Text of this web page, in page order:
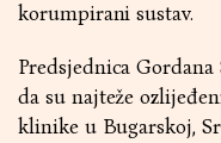
korumpirani sustav.
Predsjednica
da su najteže
klinike u Bugarskoj,